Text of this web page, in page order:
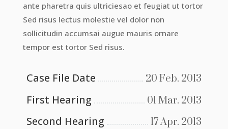
ante pharetra quis ultriciesao et feugiat ut tortor
Sed risus lectus molestie vel dolor non
sollicitudin accumsai augue mauris ornare
tempor est tortor Sed risus.
Case File Date 20 Feb. 2013
First Hearing 01 Mar. 2013
Second Hearing 17 Apr. 2013